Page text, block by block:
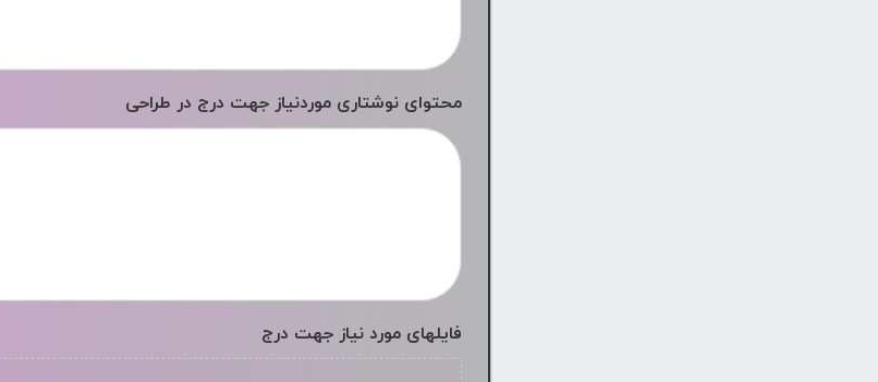
محتوای نوشتاری موردنیاز جهت درج در طراحی
فایلهای مورد نیاز جهت درج